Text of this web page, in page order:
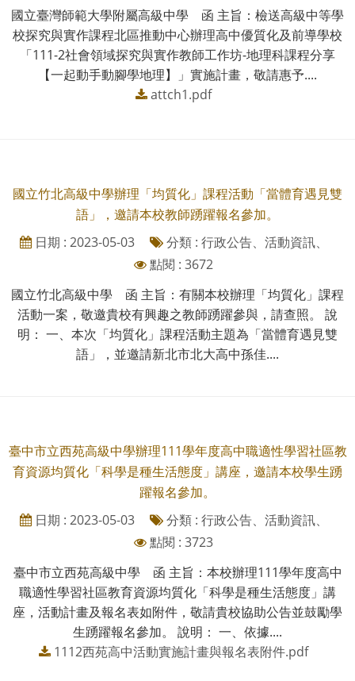
國立臺灣師範大學附屬高級中學 函 主旨：檢送高級中等學
校探究與實作課程北區推動中心辦理高中優質化及前導學校
「111-2社會領域探究與實作教師工作坊-地理科課程分享
【一起動手動腳學地理】」實施計畫，敬請惠予....
attch1.pdf
國立竹北高級中學辦理「均質化」課程活動「當體育遇見雙
語」，邀請本校教師踴躍報名參加。
日期 : 2023-05-03
分類 : 行政公告、活動資訊、
點閱 : 3672
國立竹北高級中學 函 主旨：有關本校辦理「均質化」課程
活動一案，敬邀貴校有興趣之教師踴躍參與，請查照。 說
明： 一、本次「均質化」課程活動主題為「當體育遇見雙
語」，並邀請新北市北大高中孫佳....
臺中市立西苑高級中學辦理111學年度高中職適性學習社區教
育資源均質化「科學是種生活態度」講座，邀請本校學生踴
躍報名參加。
日期 : 2023-05-03
分類 : 行政公告、活動資訊、
點閱 : 3723
臺中市立西苑高級中學 函 主旨：本校辦理111學年度高中
職適性學習社區教育資源均質化「科學是種生活態度」講
座，活動計畫及報名表如附件，敬請貴校協助公告並鼓勵學
生踴躍報名參加。 說明： 一、依據....
1112西苑高中活動實施計畫與報名表附件.pdf